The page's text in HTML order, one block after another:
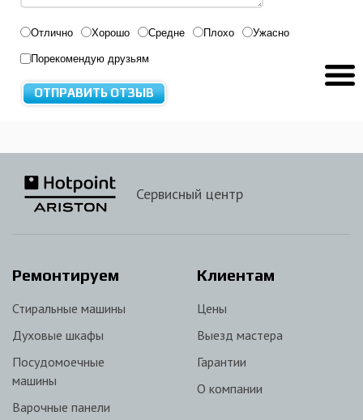
Отлично Хорошо Средне Плохо Ужасно
Порекомендую друзьям
Сервисный центр
Ремонтируем
Стиральные машины
Духовые шкафы
Посудомоечные
машины
Варочные панели
Клиентам
Цены
Выезд мастера
Гарантии
О компании